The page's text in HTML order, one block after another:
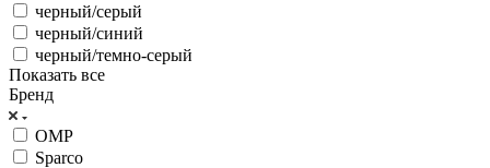
черный/серый
черный/синий
черный/темно-серый
Показать все
Бренд
OMP
Sparco